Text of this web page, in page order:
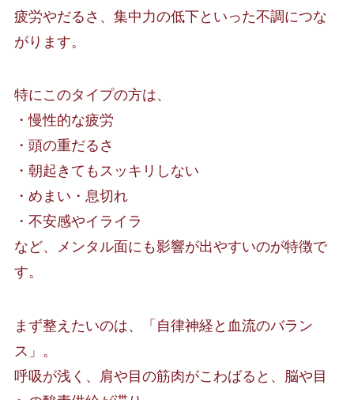
疲労やだるさ、集中力の低下といった不調につな
がります。
特にこのタイプの方は、
・慢性的な疲労
・頭の重だるさ
・朝起きてもスッキリしない
・めまい・息切れ
・不安感やイライラ
など、メンタル面にも影響が出やすいのが特徴で
す。
まず整えたいのは、「自律神経と血流のバラン
ス」。
呼吸が浅く、肩や目の筋肉がこわばると、脳や目